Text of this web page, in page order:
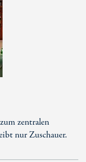
zentralen
nur Zuschauer.